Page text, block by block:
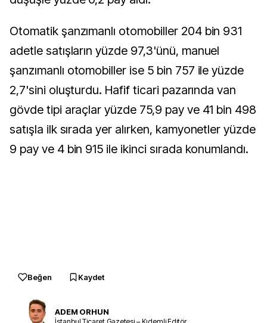
Otomatik şanzımanlı otomobiller 204 bin 931
adetle satışların yüzde 97,3'ünü, manuel
şanzımanlı otomobiller ise 5 bin 757 ile yüzde
2,7'sini oluşturdu. Hafif ticari pazarında van
gövde tipi araçlar yüzde 75,9 pay ve 41 bin 498
satışla ilk sırada yer alırken, kamyonetler yüzde
9 pay ve 4 bin 915 ile ikinci sırada konumlandı.
Beğen Kaydet
ADEM ORHUN
İstanbul Ticaret Gazetesi – Kıdemli Editör